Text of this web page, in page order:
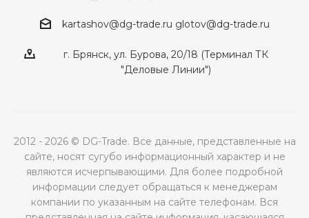
kartashov@dg-trade.ru glotov@dg-trade.ru
г. Брянск, ул. Бурова, 20/18 (Терминал ТК
"Деловые Линии")
2012 - 2026 © DG-Trade. Все данные, представленные на
сайте, носят сугубо информационный характер и не
являются исчерпывающими. Для более подробной
информации следует обращаться к менеджерам
компании по указанным на сайте телефонам. Вся